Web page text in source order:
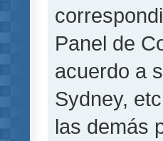
Panel de
acuerdo a
Sydney,
las demás